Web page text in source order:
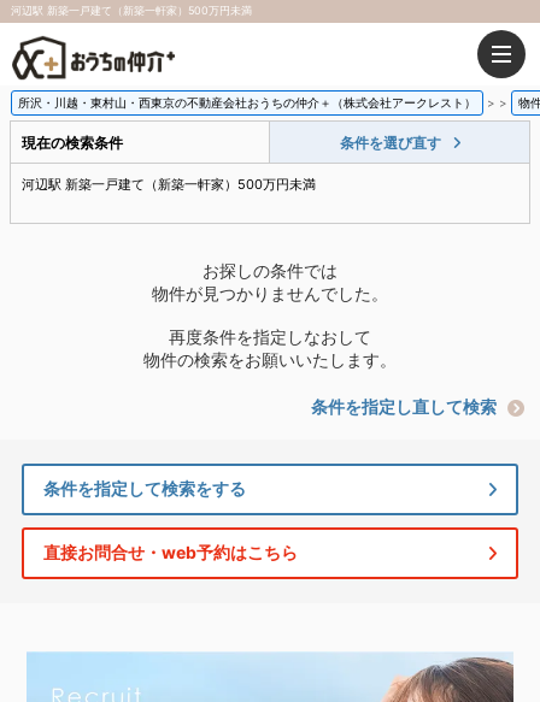
河辺駅 新築一戸建て（新築一軒家）500万円未満
所沢・川越・東村山・西東京の不動産会社おうちの仲介＋（株式会社アークレスト） > 物
現在の検索条件 条件を選び直す
河辺駅 新築一戸建て（新築一軒家）500万円未満
お探しの条件では
物件が見つかりませんでした。
再度条件を指定しなおして
物件の検索をお願いいたします。
条件を指定し直して検索
条件を指定して検索をする
直接お問合せ・web予約はこちら